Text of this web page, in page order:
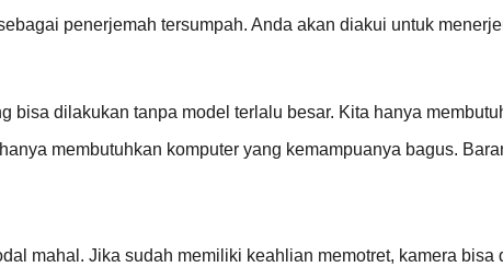
penerjemah tersumpah. Anda akan diakui untuk
bisa dilakukan tanpa model terlalu besar. Kita hanya
membutuhkan komputer yang kemampuanya bagus.
mahal. Jika sudah memiliki keahlian memotret, kamera bisa